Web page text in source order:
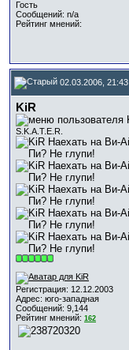
Гость
Сообщений: n/a
Рейтинг мнений:
02.03.2006, 21:43
KiR
S.K.A.T.E.R.
Регистрация: 12.12.2003
Адрес: юго-западная
Сообщений: 9,144
Рейтинг мнений: 162